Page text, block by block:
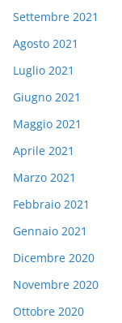
Settembre 2021
Agosto 2021
Luglio 2021
Giugno 2021
Maggio 2021
Aprile 2021
Marzo 2021
Febbraio 2021
Gennaio 2021
Dicembre 2020
Novembre 2020
Ottobre 2020